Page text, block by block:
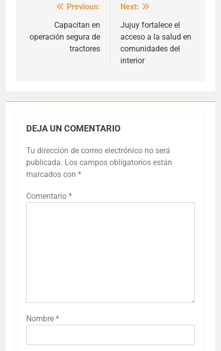
Navegación
entradas
Previous:
Capacitan en
operación segura de
tractores
Next:
Jujuy fortalece el
acceso a la salud en
comunidades del
interior
DEJA UN COMENTARIO
Tu dirección de correo electrónico no será
publicada. Los campos obligatorios están
marcados con *
Comentario *
Nombre *